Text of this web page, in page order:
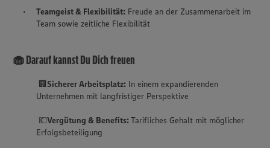
Teamgeist & Flexibilität: Freude an der Zusammenarbeit im
Team sowie zeitliche Flexibilität
🧁 Darauf kannst Du Dich freuen
🏢Sicherer Arbeitsplatz: In einem expandierenden
Unternehmen mit langfristiger Perspektive
💶Vergütung & Benefits:Tarifliches Gehalt mit möglicher
Erfolgsbeteiligung